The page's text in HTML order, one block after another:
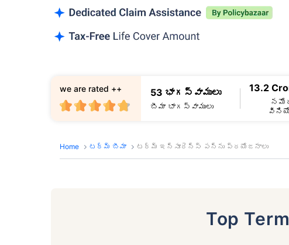
53 భాగస్వాములు
బీమా భాగస్వాములు
13.2
we are rated ++
Home టర్మ్ బీమా టర్మ్ ఇన్సూరెన్స్ పన్ను ప్రయోజనాలు
Top